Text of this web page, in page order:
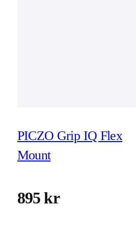
PICZO Grip IQ Flex
Mount
895 kr